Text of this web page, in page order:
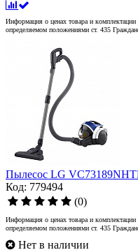
Информация о ценах товара и комплектации
определяемом положениями ст. 435
Пылесос LG
Код: 779494
(0)
Информация о ценах товара и комплектации
определяемом положениями ст. 435
Нет в наличии